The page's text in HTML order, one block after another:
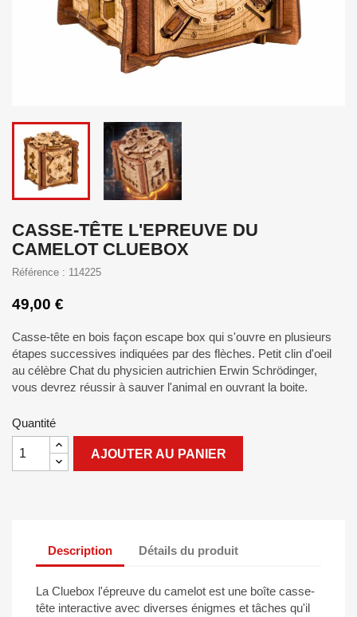
CASSE-TÊTE L'EPREUVE DU
CAMELOT CLUEBOX
Référence : 114225
49,00 €
Casse-tête en bois façon escape box qui s'ouvre en plusieurs
étapes successives indiquées par des flèches. Petit clin d'oeil
au célèbre Chat du physicien autrichien Erwin Schrödinger,
vous devrez réussir à sauver l'animal en ouvrant la boite.
Quantité
AJOUTER AU PANIER
Description Détails du produit
La Cluebox l'épreuve du camelot est une boîte casse-
tête interactive avec diverses énigmes et tâches qu'il